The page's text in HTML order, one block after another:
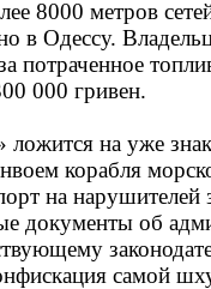
8000 метров
в Одессу.
потраченное
000 гривен.
ложится на уже
корабля
на нарушителей
документы об
самой